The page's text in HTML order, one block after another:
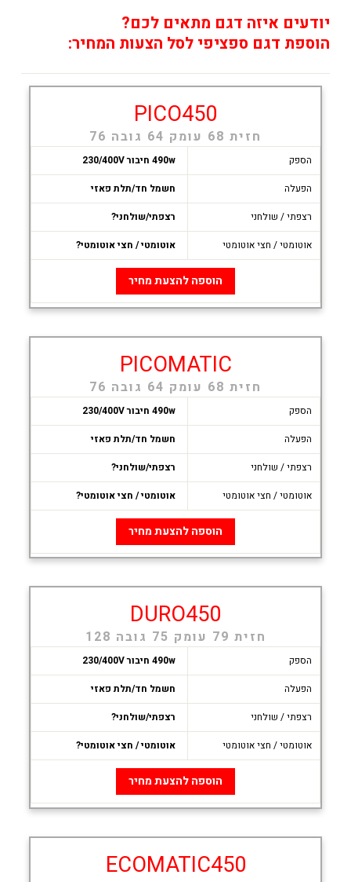
יודעים איזה דגם מתאים לכם?
הוספת דגם ספציפי לסל הצעות המחיר:
PICO450
חזית 68 עומק 64 גובה 76
הספק
490w חיבור 230/400V
הפעלה
חשמל חד/תלת פאזי
רצפתי / שולחני
רצפתי/שולחני?
אוטומטי / חצי אוטומטי
אוטומטי / חצי אוטומטי?
הוספה להצעת מחיר
PICOMATIC
חזית 68 עומק 64 גובה 76
הספק
490w חיבור 230/400V
הפעלה
חשמל חד/תלת פאזי
רצפתי / שולחני
רצפתי/שולחני?
אוטומטי / חצי אוטומטי
אוטומטי / חצי אוטומטי?
הוספה להצעת מחיר
DURO450
חזית 79 עומק 75 גובה 128
הספק
490w חיבור 230/400V
הפעלה
חשמל חד/תלת פאזי
רצפתי / שולחני
רצפתי/שולחני?
אוטומטי / חצי אוטומטי
אוטומטי / חצי אוטומטי?
הוספה להצעת מחיר
ECOMATIC450